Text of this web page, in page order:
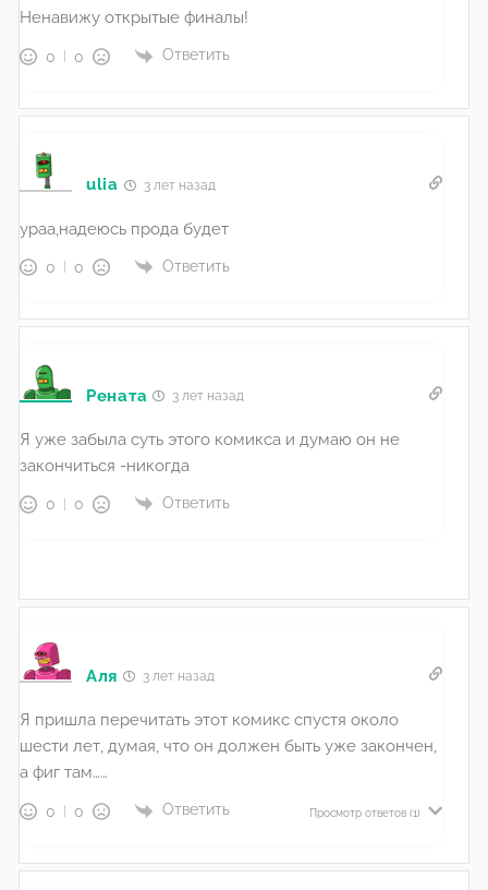
Ненавижу открытые финалы!
0 0 Ответить
ulia 3 лет назад
ураа,надеюсь прода будет
0 0 Ответить
Рената 3 лет назад
Я уже забыла суть этого комикса и думаю он не
закончиться -никогда
0 0 Ответить
Аля 3 лет назад
Я пришла перечитать этот комикс спустя около
шести лет, думая, что он должен быть уже закончен,
а фиг там……
0 0 Ответить Просмотр ответов (1)